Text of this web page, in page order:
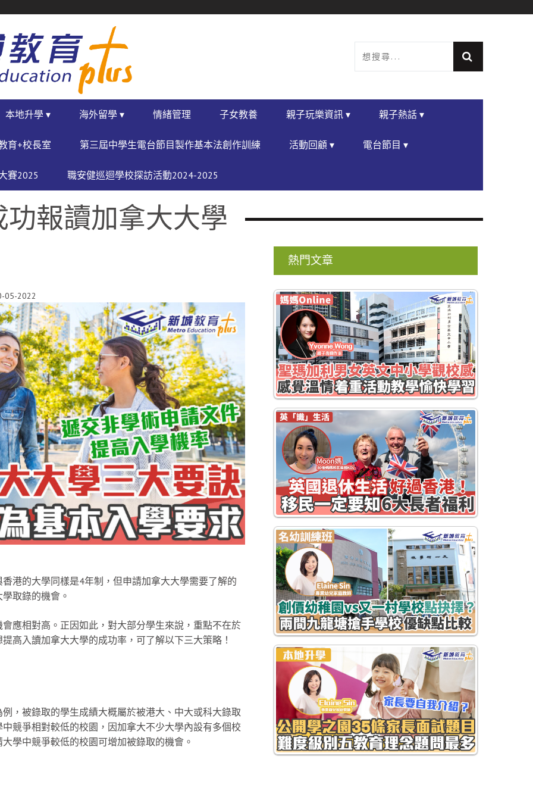
本地升學 ▾ 海外留學 ▾ 情緒管理 子女教養 親子玩樂資訊 ▾ 親子熱話 ▾
育+校長室 第三屆中學生電台節目製作基本法創作訓練 活動回顧 ▾ 電台節目 ▾
賽2025 職安健巡迴學校探訪活動2024-2025
報讀加拿大大學
05-2022
港的大學同樣是4年制，但申請加拿大大學需要了解的
取錄的機會。
應相對高。正因如此，對大部分學生來說，重點不在於
高入讀加拿大大學的成功率，可了解以下三大策略！
，被錄取的學生成績大概屬於被港大、中大或科大錄取
競爭相對較低的校園，因加拿大不少大學內設有多個校
學中競爭較低的校園可增加被錄取的機會。
熱門文章